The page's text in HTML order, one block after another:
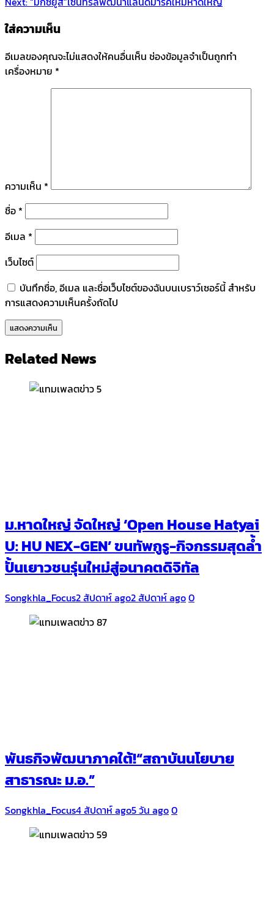
ใส่ความเห็น
อีเมลของคุณจะไม่แสดงให้คนอื่นเห็น ช่องข้อมูลจำเป็นถูกทำ
เครื่องหมาย *
ความเห็น *
ชื่อ *
อีเมล *
เว็บไซต์
บันทึกชื่อ, อีเมล และชื่อเว็บไซต์ของฉันบนเบราว์เซอร์นี้ สำหรับ
การแสดงความเห็นครั้งถัดไป
Related News
ม.หาดใหญ่ จัดใหญ่ ‘Open House Hatyai
U: HU NEX-GEN’ ขนทัพกูรู-กิจกรรมสุดล้ำ
ปั้นเยาวชนรุ่นใหม่สู่อนาคตดิจิทัล
Songkhla_Focus2 สัปดาห์ ago2 สัปดาห์ ago0
พันธกิจพัฒนาภาคใต้!“สถาบันนโยบาย
สาธารณะ ม.อ.”
Songkhla_Focus4 สัปดาห์ ago5 วัน ago0